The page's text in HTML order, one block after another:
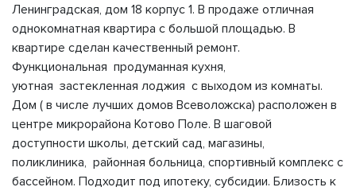
Ленинградская, дом 18 корпус 1. В продаже отличная
однокомнатная квартира с большой площадью. В
квартире сделан качественный ремонт.
Функциональная продуманная кухня,
уютная застекленная лоджия с выходом из комнаты.
Дом ( в числе лучших домов Всеволожска) расположен в
центре микрорайона Котово Поле. В шаговой
доступности школы, детский сад, магазины,
поликлиника, районная больница, спортивный комплекс с
бассейном. Подходит под ипотеку, субсидии. Близость к